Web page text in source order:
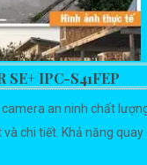
SE+ IPC-S41FEP
camera an ninh chất
chi tiết. Khả năng quay